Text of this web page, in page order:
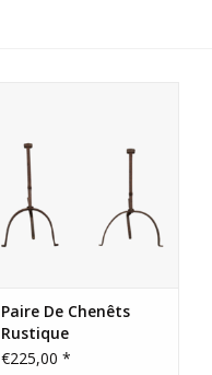
Paire De Chenêts
Rustique
€225,00 *